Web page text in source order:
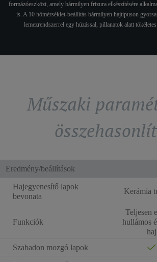
formázóeszközt, amely bármilyen frizura elkészítésére
is. A 10 hőmérséklet-beállítás bármilyen hajtípuson
lemezrendszerrel egy húzással, pillanatok alatt
Műszaki
Eredmény/beállítások
Hajegyenesítő lapok
bevonata
Kerámia
Funkciók
Teljesen
hullámos
haj
Szabadon mozgó lapok